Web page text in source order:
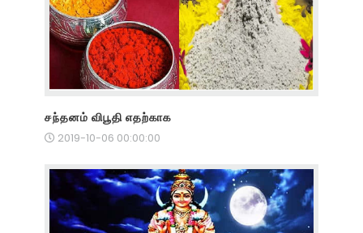
சந்தனம் விபூதி எதற்காக
2019-10-06 00:00:00